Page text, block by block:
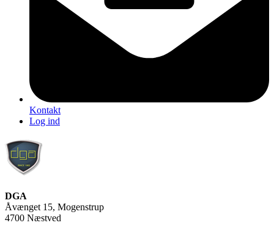
Kontakt
Log ind
DGA
Åvænget 15, Mogenstrup
4700 Næstved